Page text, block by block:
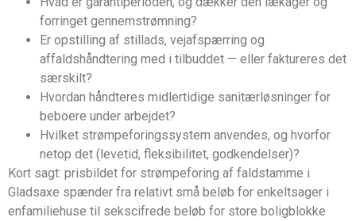
forringet gennemstrømning?
Er opstilling af stillads, vejafspærring og
affaldshåndtering med i tilbuddet — eller faktureres det
særskilt?
Hvordan håndteres midlertidige sanitærløsninger for
beboere under arbejdet?
Hvilket strømpeforingssystem anvendes, og hvorfor
netop det (levetid, fleksibilitet, godkendelser)?
Kort sagt: prisbildet for strømpeforing af faldstamme i
Gladsaxe spænder fra relativt små beløb for enkeltsager i
enfamiliehuse til sekscifrede beløb for store boligblokke